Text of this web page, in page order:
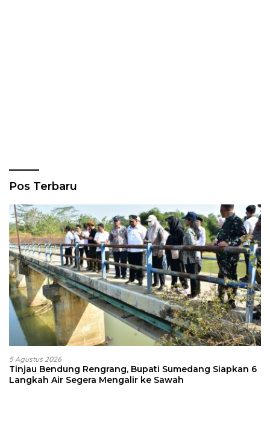
Pos Terbaru
5 Agustus 2026
Tinjau Bendung Rengrang, Bupati Sumedang Siapkan 6
Langkah Air Segera Mengalir ke Sawah